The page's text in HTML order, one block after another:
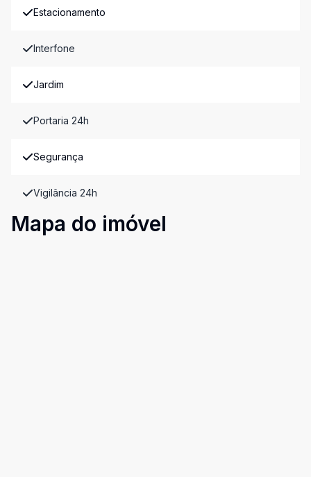
Estacionamento
Interfone
Jardim
Portaria 24h
Segurança
Vigilância 24h
Mapa do imóvel